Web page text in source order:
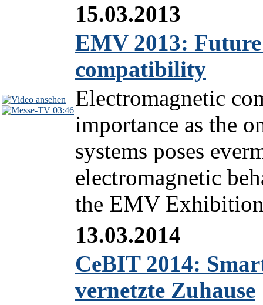
03:46
15.03.2013
EMV 2013:
compatibility
Electromagnetic
importance as the
systems poses
electromagnetic
the EMV
13.03.2014
CeBIT 2014:
vernetzte Zuhause